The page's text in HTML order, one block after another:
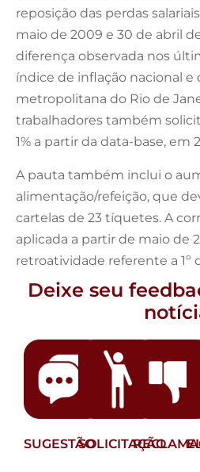
reposição das perdas
maio de 2009 e 30 de abril
diferença observada nos
índice de inflação nacional e
metropolitana do Rio de
trabalhadores também
1% a partir da data-base, em
A pauta também inclui o
alimentação/refeição, que
cartelas de 23 tíquetes. A
aplicada a partir de maio de
retroatividade referente a 1º
Deixe seu
SUGESTÃOSOLICITAÇÃO